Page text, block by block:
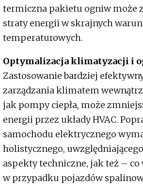
termiczna pakietu ogniw może
straty energii w skrajnych
temperaturowych.
Optymalizacja klimatyzacji i
Zastosowanie bardziej
zarządzania klimatem
jak pompy ciepła, może
energii przez układy HVAC.
samochodu elektrycznego
holistycznego,
aspekty techniczne, jak też – co
w przypadku pojazdów